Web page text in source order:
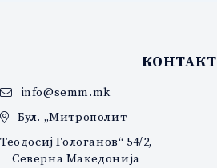
КОНТАКТ
info@semm.mk
Бул. „Митрополит
Теодосиј Гологанов“ 54/2,
Северна Македонија